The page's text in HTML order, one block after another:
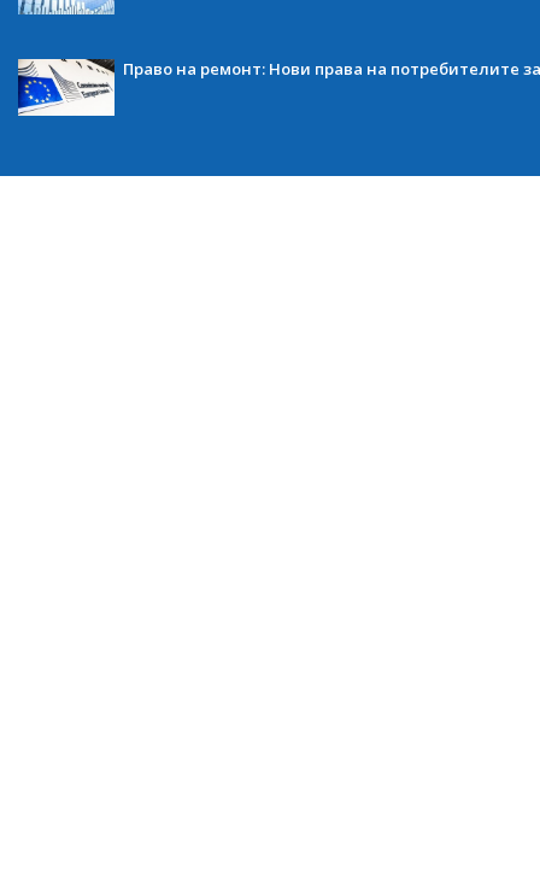
Право на ремонт: Нови права на потребителите